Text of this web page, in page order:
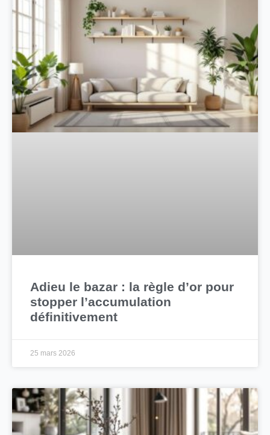
Adieu le bazar : la règle d’or pour
stopper l’accumulation
définitivement
25 mars 2026